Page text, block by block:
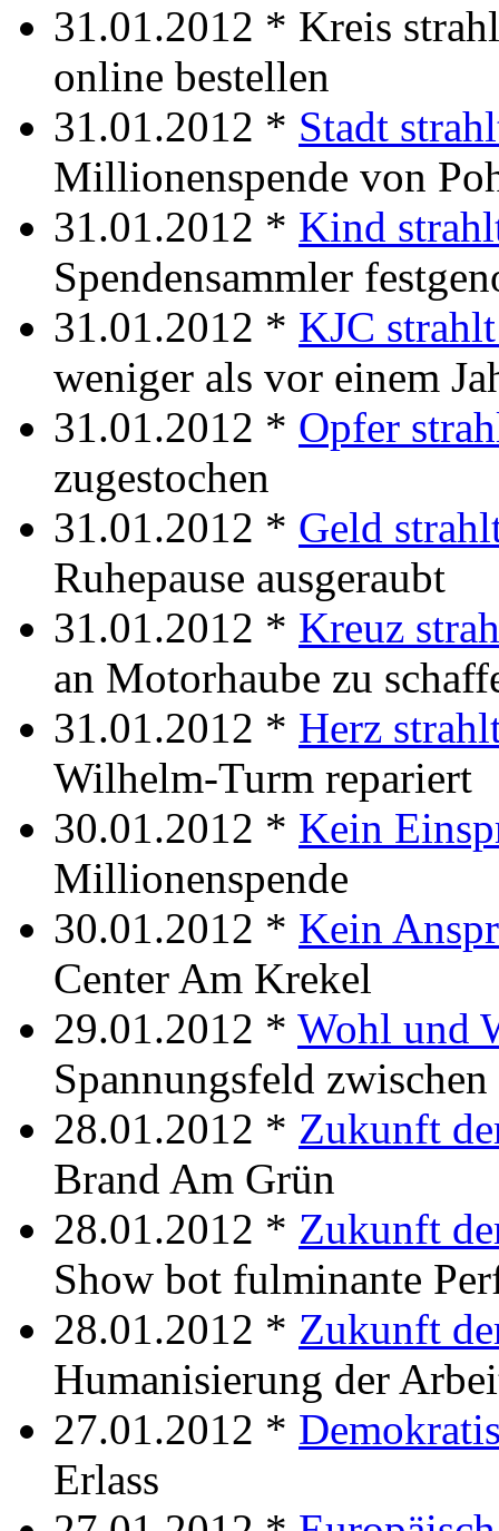
31.01.2012 * Kreis
online bestellen
31.01.2012 * Stadt
Millionenspende von
31.01.2012 * Kind
Spendensammler
31.01.2012 * KJC
weniger als vor einem
31.01.2012 * Opfer
zugestochen
31.01.2012 * Geld
Ruhepause ausgeraubt
31.01.2012 * Kreuz
an Motorhaube zu
31.01.2012 * Herz
Wilhelm-Turm repariert
30.01.2012 * Kein
Millionenspende
30.01.2012 * Kein
Center Am Krekel
29.01.2012 * Wohl und
Spannungsfeld
28.01.2012 * Zukunft
Brand Am Grün
28.01.2012 * Zukunft
Show bot fulminante
28.01.2012 * Zukunft
Humanisierung der
27.01.2012 *
Erlass